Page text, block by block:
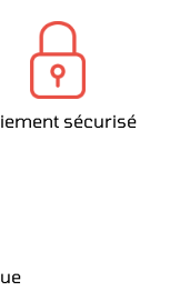
sécurisé